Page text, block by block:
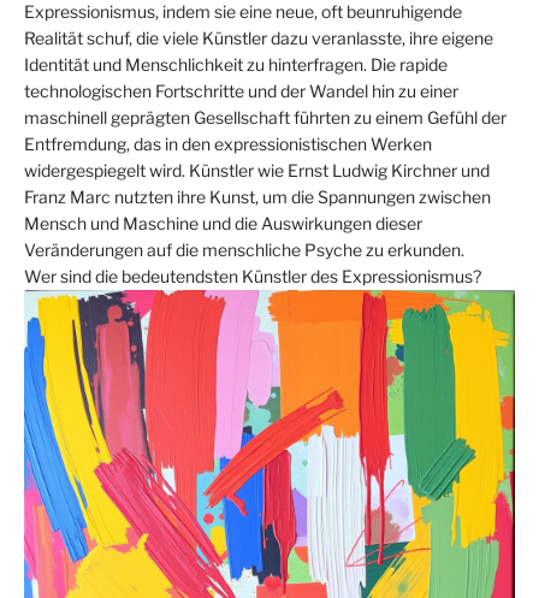
Expressionismus, indem sie eine neue, oft beunruhigende
Realität schuf, die viele Künstler dazu veranlasste, ihre eigene
Identität und Menschlichkeit zu hinterfragen. Die rapide
technologischen Fortschritte und der Wandel hin zu einer
maschinell geprägten Gesellschaft führten zu einem Gefühl der
Entfremdung, das in den expressionistischen Werken
widergespiegelt wird. Künstler wie Ernst Ludwig Kirchner und
Franz Marc nutzten ihre Kunst, um die Spannungen zwischen
Mensch und Maschine und die Auswirkungen dieser
Veränderungen auf die menschliche Psyche zu erkunden.
Wer sind die bedeutendsten Künstler des Expressionismus?